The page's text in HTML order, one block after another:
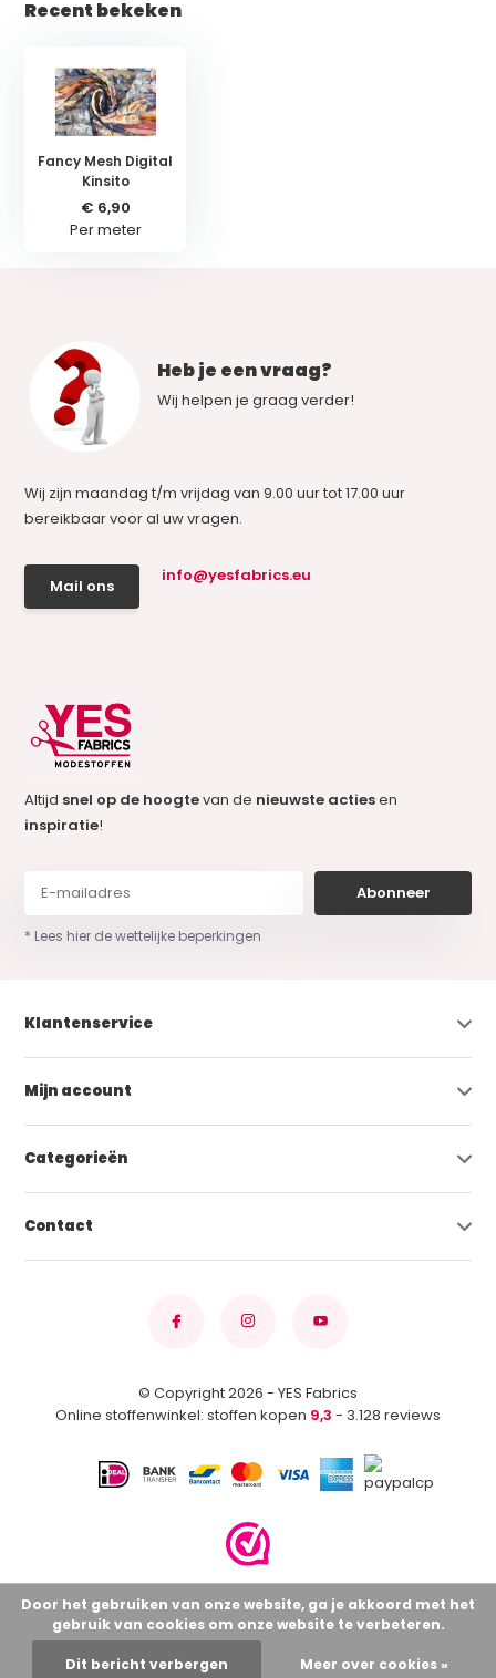
Recent bekeken
Fancy Mesh Digital
Kinsito
€ 6,90
Per meter
Heb je een vraag?
Wij helpen je graag verder!
Wij zijn maandag t/m vrijdag van 9.00 uur tot 17.00 uur
bereikbaar voor al uw vragen.
Mail ons
info@yesfabrics.eu
Altijd snel op de hoogtevan de nieuwste actiesen
inspiratie!
Abonneer
* Lees hier de wettelijke beperkingen
Klantenservice
Mijn account
Categorieën
Contact
© Copyright 2026 - YES Fabrics
Online stoffenwinkel: stoffen kopen 9,3 - 3.128 reviews
Door het gebruiken van onze website, ga je akkoord met het
gebruik van cookies om onze website te verbeteren.
Dit bericht verbergen Meer over cookies »